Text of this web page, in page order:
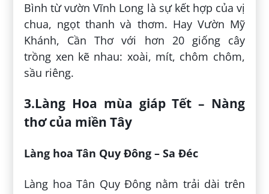
Bình từ vườn Vĩnh Long là sự kết hợp của vị
chua, ngọt thanh và thơm. Hay Vườn Mỹ
Khánh, Cần Thơ với hơn 20 giống cây
trồng xen kẽ nhau: xoài, mít, chôm chôm,
sầu riêng.
3.Làng Hoa mùa giáp Tết – Nàng
thơ của miền Tây
Làng hoa Tân Quy Đông – Sa Đéc
Làng hoa Tân Quy Đông nằm trải dài trên